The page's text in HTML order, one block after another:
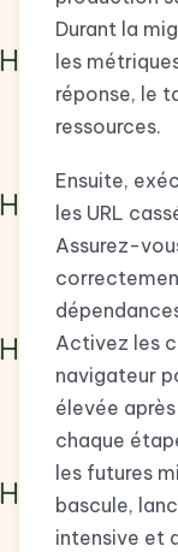
Durant la
les
réponse, le
ressources.
Ensuite,
les URL
Assurez-
Activez les
navigateur
élevée
chaque
les futures
bascule,
intensive et